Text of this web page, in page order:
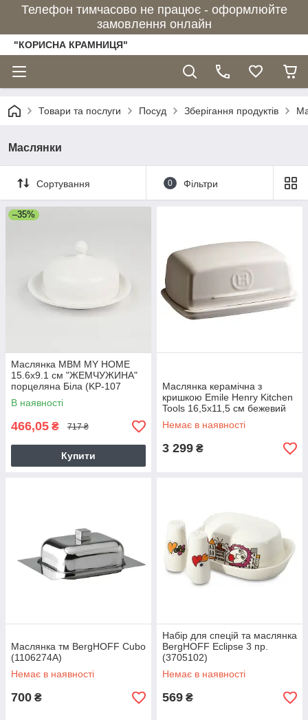
Телефон тимчасово не працює - оформлюйте
замовлення онлайн
"КОРИСНА КРАМНИЦЯ"
Товари та послуги Посуд Зберігання продуктів
Маслянки
Сортування 0 Фільтри
–35%
Маслянка МВМ MY HOME
15.6x9.1 см "ЖЕМЧУЖИНА"
порцеляна Біла (KP-107
WHITE)
В наявності
466,05 ₴ 717 ₴
Купити
Маслянка керамічна з
кришкою Emile Henry Kitchen
Tools 16,5х11,5 см бежевий
(020225)
Немає в наявності
3 299 ₴
Маслянка тм BergHOFF Cubo
(1106274A)
Немає в наявності
700 ₴
Набір для спецій та маслянка
BergHOFF Eclipse 3 пр.
(3705102)
Немає в наявності
569 ₴